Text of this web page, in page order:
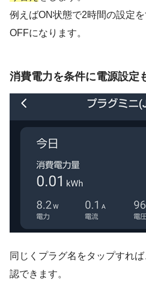
例えばON状態で2時間の設定
OFFになります。
消費電力を条件に電源設定
同じくプラグ名をタップすれば
認できます。